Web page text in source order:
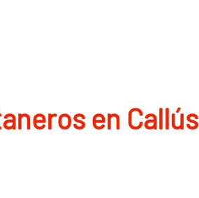
en Callús